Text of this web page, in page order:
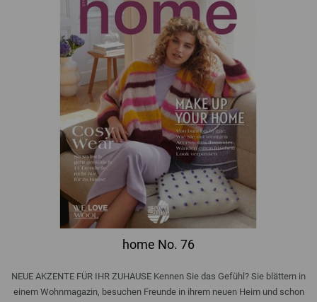
home No. 76
NEUE AKZENTE FÜR IHR ZUHAUSE Kennen Sie das Gefühl? Sie blättern in
einem Wohnmagazin, besuchen Freunde in ihrem neuen Heim und schon